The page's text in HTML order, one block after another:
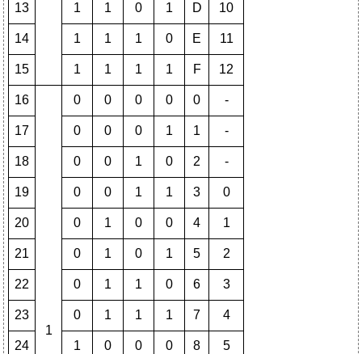
13 1 1 0 1 D 10
14 1 1 1 0 E 11
15 1 1 1 1 F 12
16
1
0 0 0 0 0 -
17 0 0 0 1 1 -
18 0 0 1 0 2 -
19 0 0 1 1 3 0
20 0 1 0 0 4 1
21 0 1 0 1 5 2
22 0 1 1 0 6 3
23 0 1 1 1 7 4
24 1 0 0 0 8 5